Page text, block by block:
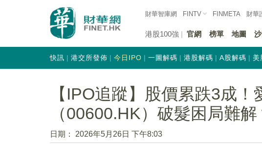
財華智庫網 FINTV FINMETA 財華
港股100強 官網 榜單 地圖
快訊 港交所發佈 今日IPO 一圖解碼 港股解碼 A股解碼 美
【IPO追蹤】股價累跌3成！
（00600.HK）破髮困局難解
日期：
2026年5月26日 下午8:03